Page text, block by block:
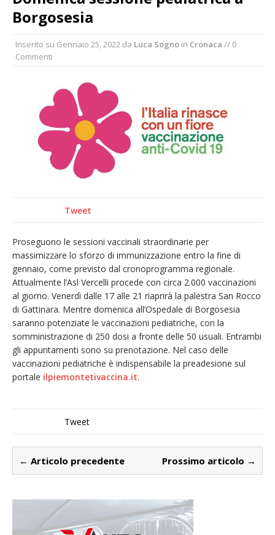
nubifragio di venerdì
collezione della Fondazione Marazzato
Piscina ex Enal non balneabile dopo i controlli
dell’Asl. Il Comune: «Misura precauzionale e
provvisoria»
Dieci anni fa l’ingresso a Vercelli
dell’arcivescovo mons. Marco Arnolfo
Borgosesia
Inserito su Gennaio 25, 2022 da Luca Sogno in Cronaca // 0
Commenti
Tweet
Proseguono le sessioni vaccinali straordinarie per
massimizzare lo sforzo di immunizzazione entro la fine di
gennaio, come previsto dal cronoprogramma regionale.
Attualmente l’Asl Vercelli procede con circa 2.000 vaccinazioni
al giorno. Venerdì dalle 17 alle 21 riaprirà la palestra San Rocco
di Gattinara. Mentre domenica all’Ospedale di Borgosesia
saranno potenziate le vaccinazioni pediatriche, con la
somministrazione di 250 dosi a fronte delle 50 usuali. Entrambi
gli appuntamenti sono su prenotazione. Nel caso delle
vaccinazioni pediatriche è indispensabile la preadesione sul
portale ilpiemontetivaccina.it.
Tweet
← Articolo precedente Prossimo articolo →